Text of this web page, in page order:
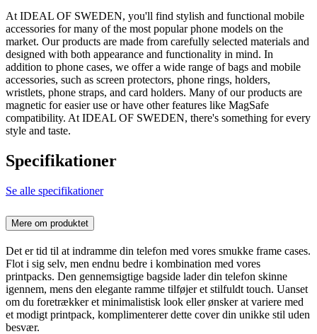
At IDEAL OF SWEDEN, you'll find stylish and functional mobile
accessories for many of the most popular phone models on the
market. Our products are made from carefully selected materials and
designed with both appearance and functionality in mind. In
addition to phone cases, we offer a wide range of bags and mobile
accessories, such as screen protectors, phone rings, holders,
wristlets, phone straps, and card holders. Many of our products are
magnetic for easier use or have other features like MagSafe
compatibility. At IDEAL OF SWEDEN, there's something for every
style and taste.
Specifikationer
Se alle specifikationer
Mere om produktet
Det er tid til at indramme din telefon med vores smukke frame cases.
Flot i sig selv, men endnu bedre i kombination med vores
printpacks. Den gennemsigtige bagside lader din telefon skinne
igennem, mens den elegante ramme tilføjer et stilfuldt touch. Uanset
om du foretrækker et minimalistisk look eller ønsker at variere med
et modigt printpack, komplimenterer dette cover din unikke stil uden
besvær.